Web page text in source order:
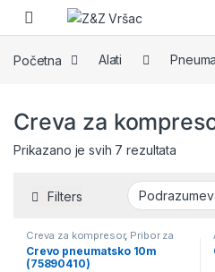
Skip to navigation
Skip to content
Početna Alati
Creva za
Prikazano je svih 7 rezultata
Filters
Creva za kompresor, Pribor za
kompresor
Crevo pneumatsko 10m
(75890410)